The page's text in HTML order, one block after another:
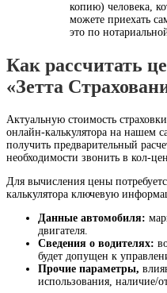
копию) человека,
можете приехать
это по
Как рассчитать
«Зетта
Актуальную стоимость
онлайн-калькулятора на нашем
получить предварительный
необходимости звонить в кол-
Для вычисления цены
калькулятора ключевую
Данные автомобиля:
двигателя.
Сведения о водителях:
будет допущен к
Прочие параметры,
использования, наличие/